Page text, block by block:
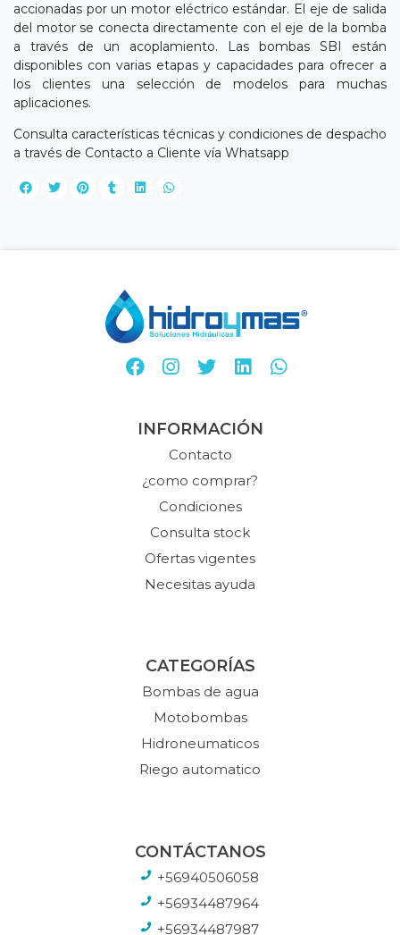
accionadas por un motor eléctrico estándar. El eje de salida
del motor se conecta directamente con el eje de la bomba
a través de un acoplamiento. Las bombas SBI están
disponibles con varias etapas y capacidades para ofrecer a
los clientes una selección de modelos para muchas
aplicaciones.
Consulta características técnicas y condiciones de despacho
a través de Contacto a Cliente vía Whatsapp
INFORMACIÓN
Contacto
¿como comprar?
Condiciones
Consulta stock
Ofertas vigentes
Necesitas ayuda
CATEGORÍAS
Bombas de agua
Motobombas
Hidroneumaticos
Riego automatico
CONTÁCTANOS
+56940506058
+56934487964
+56934487987